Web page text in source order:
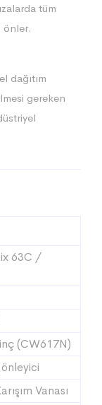
tüm
önler.
dağıtım
gereken
63C /
(CW617N)
Vanası